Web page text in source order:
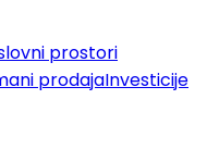
prostori
prodajaInvesticije